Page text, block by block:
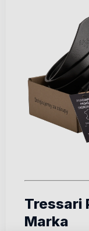
Tressari
Marka